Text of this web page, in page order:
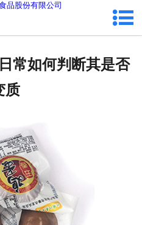
加入新东方
联系我们
常如何判断其是否
质